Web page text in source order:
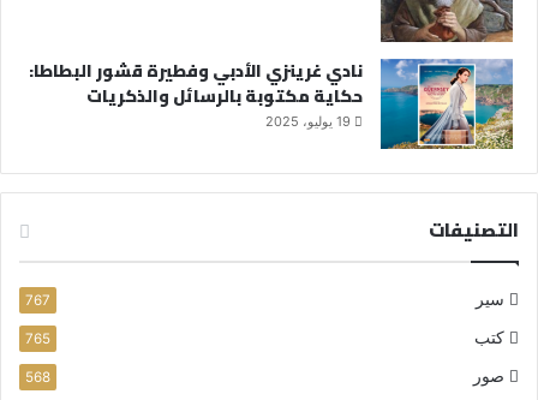
نادي غرينزي الأدبي وفطيرة قشور البطاطا:
حكاية مكتوبة بالرسائل والذكريات
19 يوليو، 2025
التصنيفات
سير 767
كتب 765
صور 568